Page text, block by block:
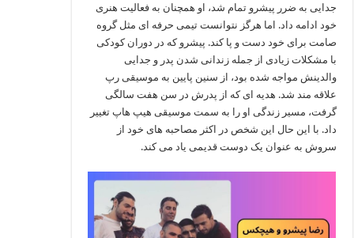
جدایی به ضرر پیشرو تمام شد، او همچنان به فعالیت هنری
خود ادامه داد. اما هرگز نتوانست تیمی حرفه‌ ای مثل گروه
صامت برای خود دست و پا کند. پیشرو که در دوران کودکی
با مشکلات زیادی از جمله زندانی شدن پدر و جدایی
والدینش مواجه شده بود، از سنین پایین به موسیقی رپ
علاقه‌ مند شد. هدیه‌ ای که از پدرش در سن هفت سالگی
گرفت، مسیر زندگی او را به سمت موسیقی هیپ هاپ تغییر
داد. با این حال این شخص در اکثر مصاحبه های خود از
سروش به عنوان یک دوست قدیمی یاد می کند.